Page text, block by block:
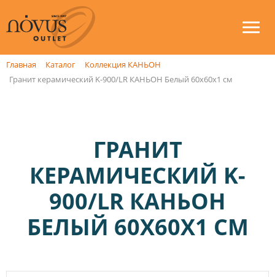
Главная Каталог
Коллекция КАНЬОН
Гранит керамический K-900/LR КАНЬОН Белый 60х60х1 см
ГРАНИТ
КЕРАМИЧЕСКИЙ K-
900/LR КАНЬОН
БЕЛЫЙ 60Х60Х1 СМ